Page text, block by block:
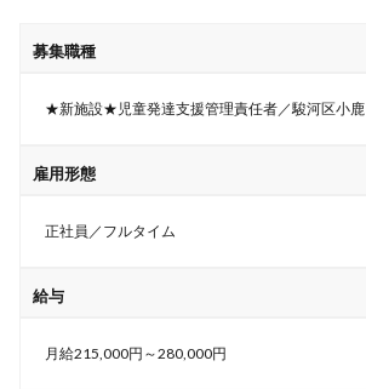
募集職種
★新施設★児童発達支援管理責任者／駿河区小鹿
雇用形態
正社員／フルタイム
給与
月給215,000円～280,000円